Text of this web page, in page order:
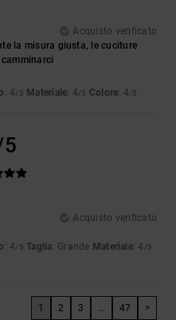
Acquisto verificato
la misura giusta, le cuciture
: 4/5 Materiale: 4/5 Colore: 4/5
Acquisto verificato
: 4/5 Taglia: Grande Materiale: 4 /5
1 2 3 ... 47 >